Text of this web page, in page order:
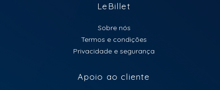
LeBillet
Sobre nós
Termos e condições
Privacidade e segurança
Apoio ao cliente